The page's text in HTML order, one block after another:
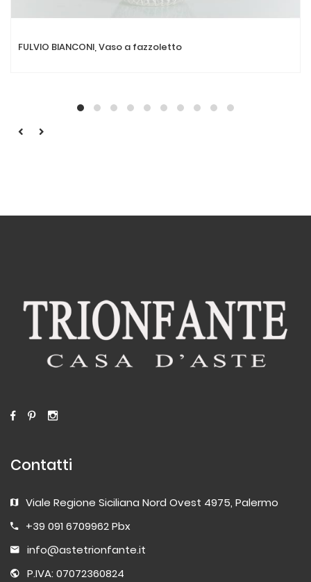
FULVIO BIANCONI, Vaso a fazzoletto
Contatti
Viale Regione Siciliana Nord Ovest 4975, Palermo
+39 091 6709962 Pbx
info@astetrionfante.it
P.IVA: 07072360824